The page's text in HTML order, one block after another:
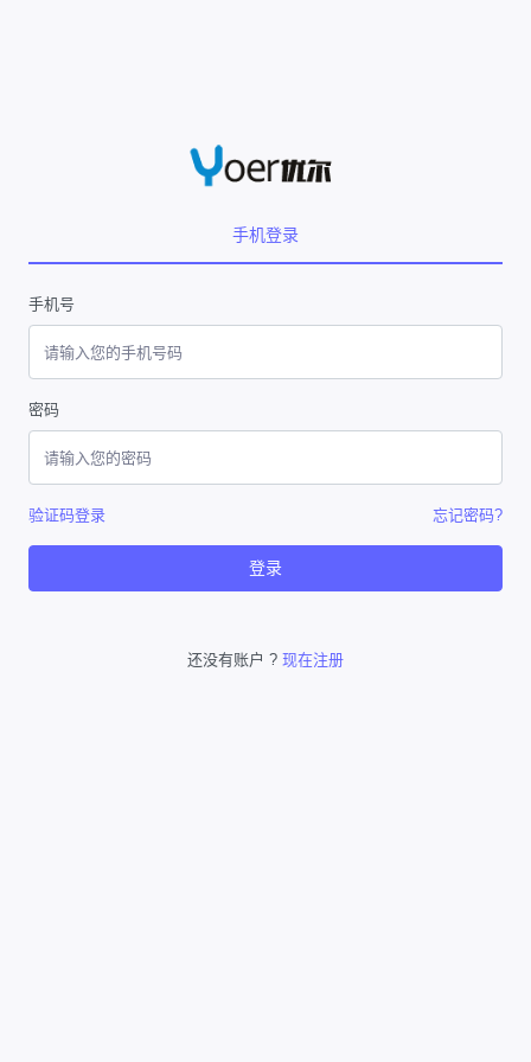
手机登录
手机号
密码
验证码登录 忘记密码?
登录
还没有账户 ? 现在注册